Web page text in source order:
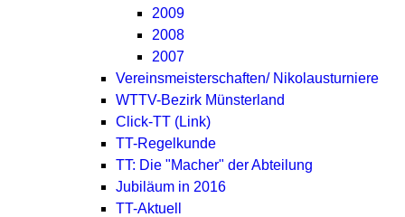
2009
2008
2007
Vereinsmeisterschaften/ Nikolausturniere
WTTV-Bezirk Münsterland
Click-TT (Link)
TT-Regelkunde
TT: Die "Macher" der Abteilung
Jubiläum in 2016
TT-Aktuell